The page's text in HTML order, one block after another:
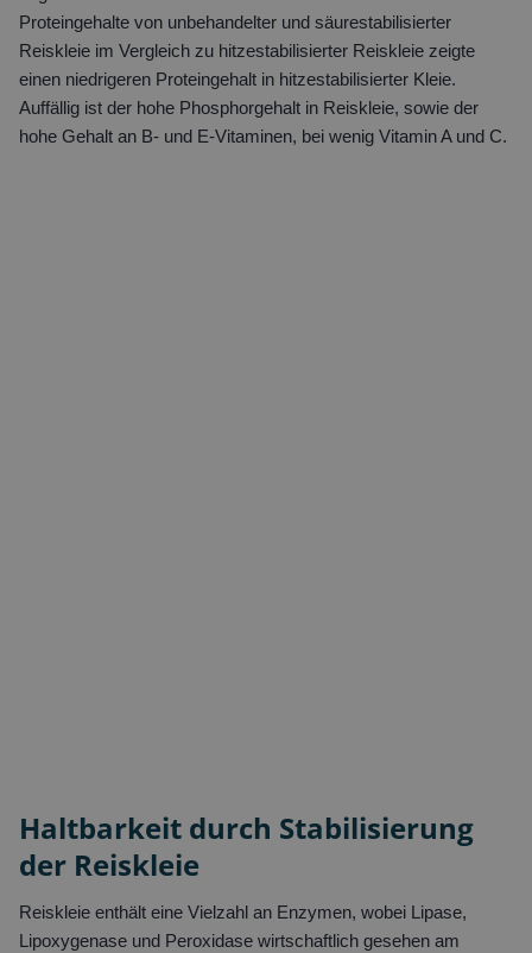
Proteingehalte von unbehandelter und säurestabilisierter
Reiskleie im Vergleich zu hitzestabilisierter Reiskleie zeigte
einen niedrigeren Proteingehalt in hitzestabilisierter Kleie.
Auffällig ist der hohe Phosphorgehalt in Reiskleie, sowie der
hohe Gehalt an B- und E-Vitaminen, bei wenig Vitamin A und C.
Haltbarkeit durch Stabilisierung
der Reiskleie
Reiskleie enthält eine Vielzahl an Enzymen, wobei Lipase,
Lipoxygenase und Peroxidase wirtschaftlich gesehen am